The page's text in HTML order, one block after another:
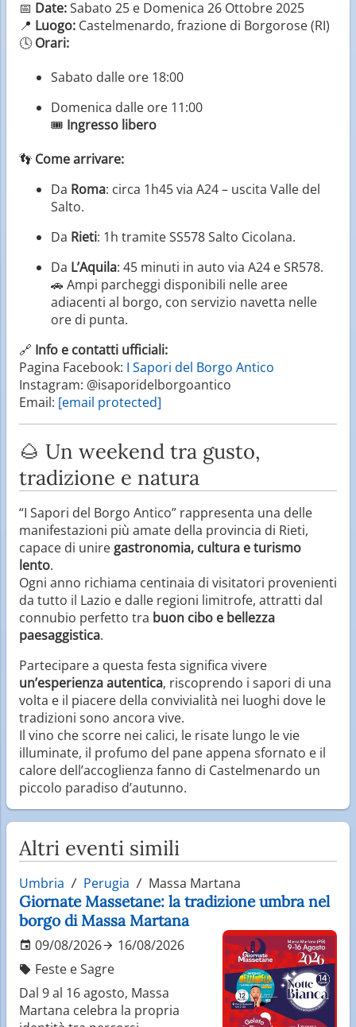
📅 Date:Sabato 25 e Domenica 26 Ottobre 2025
📍 Luogo: Castelmenardo, frazione di Borgorose (RI)
🕓 Orari:
Sabato dalle ore 18:00
Domenica dalle ore 11:00
🎟️ Ingresso libero
👣 Come arrivare:
Da Roma: circa 1h45 via A24 – uscita Valle del
Salto.
Da Rieti: 1h tramite SS578 Salto Cicolana.
Da L’Aquila: 45 minuti in auto via A24 e SR578.
🚗 Ampi parcheggi disponibili nelle aree
adiacenti al borgo, con servizio navetta nelle
ore di punta.
🔗 Info e contatti ufficiali:
Pagina Facebook: I Sapori del Borgo Antico
Instagram: @isaporidelborgoantico
Email: [email protected]
🌰 Un weekend tra gusto,
tradizione e natura
“I Sapori del Borgo Antico” rappresenta una delle
manifestazioni più amate della provincia di Rieti,
capace di unire gastronomia, cultura e turismo
lento.
Ogni anno richiama centinaia di visitatori provenienti
da tutto il Lazio e dalle regioni limitrofe, attratti dal
connubio perfetto tra buon cibo e bellezza
paesaggistica.
Partecipare a questa festa significa vivere
un’esperienza autentica, riscoprendo i sapori di una
volta e il piacere della convivialità nei luoghi dove le
tradizioni sono ancora vive.
Il vino che scorre nei calici, le risate lungo le vie
illuminate, il profumo del pane appena sfornato e il
calore dell’accoglienza fanno di Castelmenardo un
piccolo paradiso d’autunno.
Altri eventi simili
Umbria Perugia Massa Martana
Giornate Massetane: la tradizione umbra nel
borgo di Massa Martana
09/08/2026
16/08/2026
Feste e Sagre
Dal 9 al 16 agosto, Massa
Martana celebra la propria